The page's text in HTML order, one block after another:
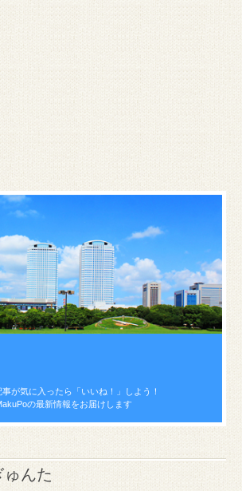
事が気に入ったら 「いいね！」しよう！
の最新情報をお届けします
んた